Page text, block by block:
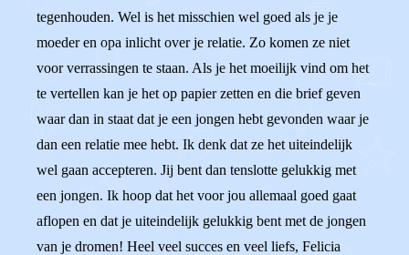
tegenhouden. Wel is het misschien wel goed als je je
moeder en opa inlicht over je relatie. Zo komen ze niet
voor verrassingen te staan. Als je het moeilijk vind om het
te vertellen kan je het op papier zetten en die brief geven
waar dan in staat dat je een jongen hebt gevonden waar je
dan een relatie mee hebt. Ik denk dat ze het uiteindelijk
wel gaan accepteren. Jij bent dan tenslotte gelukkig met
een jongen. Ik hoop dat het voor jou allemaal goed gaat
aflopen en dat je uiteindelijk gelukkig bent met de jongen
van je dromen! Heel veel succes en veel liefs, Felicia